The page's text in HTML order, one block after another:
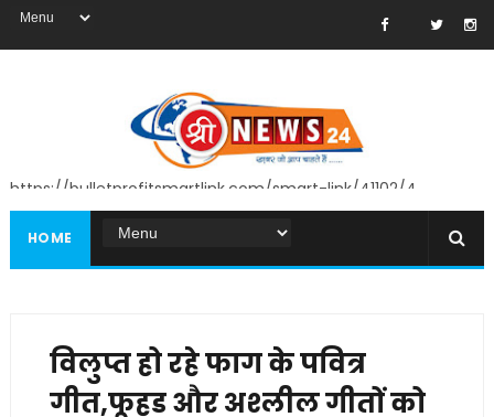
https://bulletprofitsmartlink.com/smart-link/41102/4
HOME
विलुप्त हो रहे फाग के पवित्र
गीत,फूहड और अश्लील गीतों को